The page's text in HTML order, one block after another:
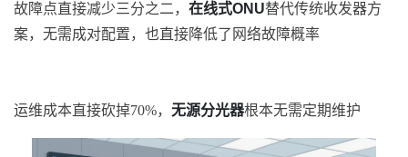
故障点直接减少三分之二， 在线式ONU替代传统收发器方
案，无需成对配置，也直接降低了网络故障概率
运维成本直接砍掉70%， 无源分光器根本无需定期维护